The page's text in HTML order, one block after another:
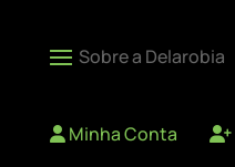
Minha Conta